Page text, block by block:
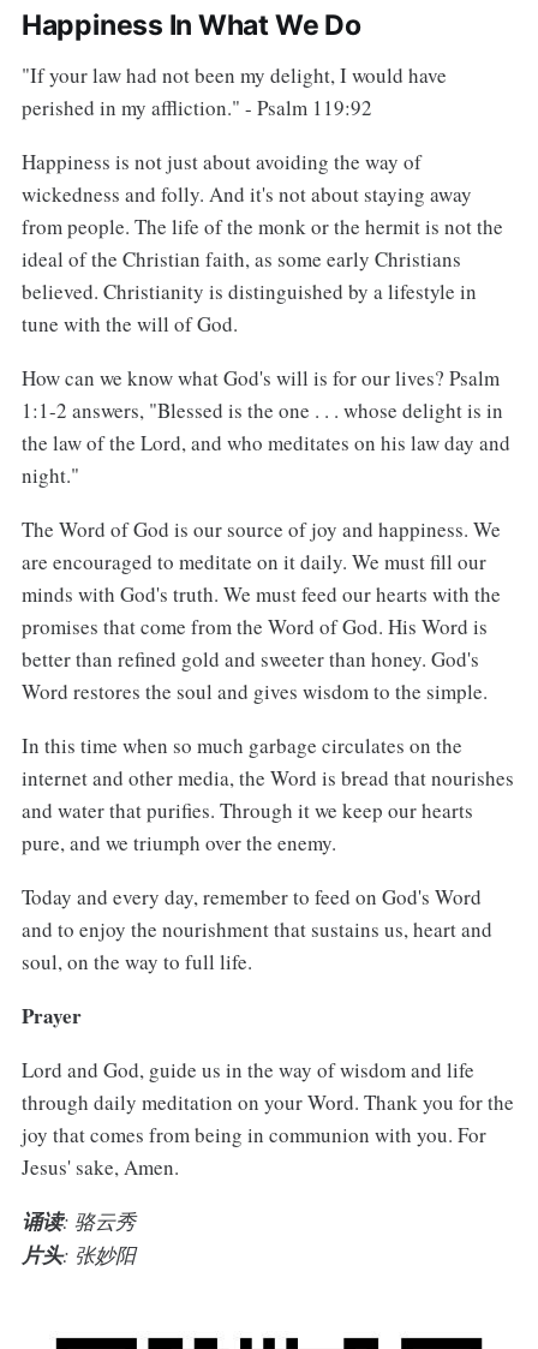
Happiness In What We Do
"If your law had not been my delight, I would have
perished in my affliction." - Psalm 119:92
Happiness is not just about avoiding the way of
wickedness and folly. And it's not about staying away
from people. The life of the monk or the hermit is not the
ideal of the Christian faith, as some early Christians
believed. Christianity is distinguished by a lifestyle in
tune with the will of God.
How can we know what God's will is for our lives? Psalm
1:1-2 answers, "Blessed is the one . . . whose delight is in
the law of the Lord, and who meditates on his law day and
night."
The Word of God is our source of joy and happiness. We
are encouraged to meditate on it daily. We must fill our
minds with God's truth. We must feed our hearts with the
promises that come from the Word of God. His Word is
better than refined gold and sweeter than honey. God's
Word restores the soul and gives wisdom to the simple.
In this time when so much garbage circulates on the
internet and other media, the Word is bread that nourishes
and water that purifies. Through it we keep our hearts
pure, and we triumph over the enemy.
Today and every day, remember to feed on God's Word
and to enjoy the nourishment that sustains us, heart and
soul, on the way to full life.
Prayer
Lord and God, guide us in the way of wisdom and life
through daily meditation on your Word. Thank you for the
joy that comes from being in communion with you. For
Jesus' sake, Amen.
诵读: 骆云秀
片头: 张妙阳